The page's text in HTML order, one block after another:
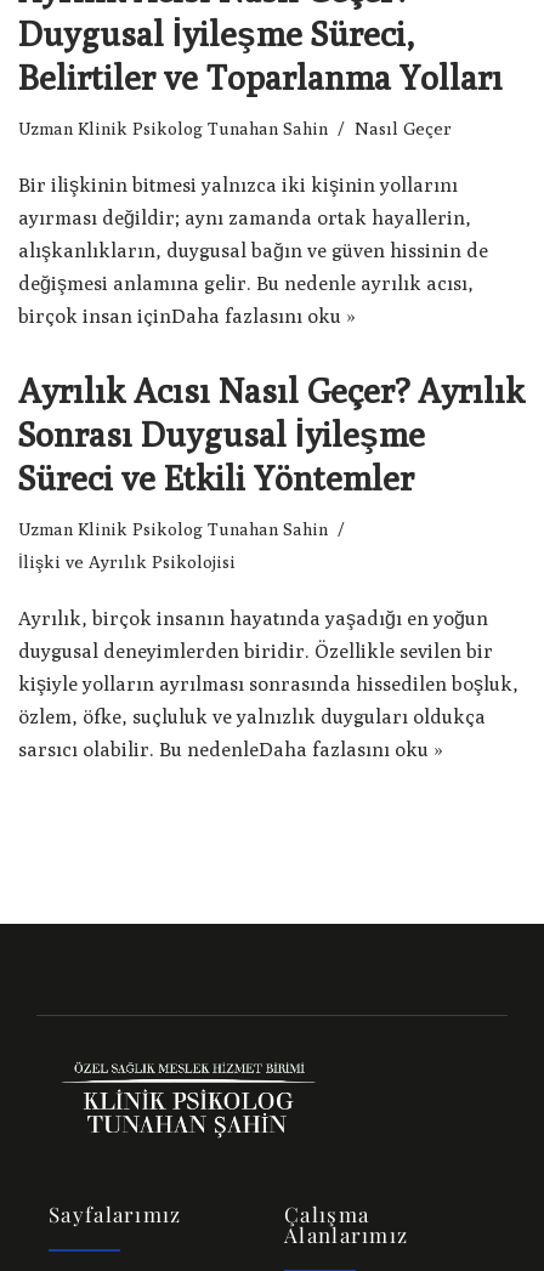
Duygusal İyileşme Süreci,
Belirtiler ve Toparlanma Yolları
Uzman Klinik Psikolog Tunahan Sahin Nasıl Geçer
Bir ilişkinin bitmesi yalnızca iki kişinin yollarını
ayırması değildir; aynı zamanda ortak hayallerin,
alışkanlıkların, duygusal bağın ve güven hissinin de
değişmesi anlamına gelir. Bu nedenle ayrılık acısı,
birçok insan içinDaha fazlasını oku »
Ayrılık Acısı Nasıl Geçer? Ayrılık
Sonrası Duygusal İyileşme
Süreci ve Etkili Yöntemler
Uzman Klinik Psikolog Tunahan Sahin
İlişki ve Ayrılık Psikolojisi
Ayrılık, birçok insanın hayatında yaşadığı en yoğun
duygusal deneyimlerden biridir. Özellikle sevilen bir
kişiyle yolların ayrılması sonrasında hissedilen boşluk,
özlem, öfke, suçluluk ve yalnızlık duyguları oldukça
sarsıcı olabilir. Bu nedenleDaha fazlasını oku »
Sayfalarımız Çalışma
Alanlarımız